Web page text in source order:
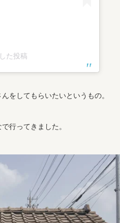
た投稿
をしてもらいたいというもの。
行ってきました。